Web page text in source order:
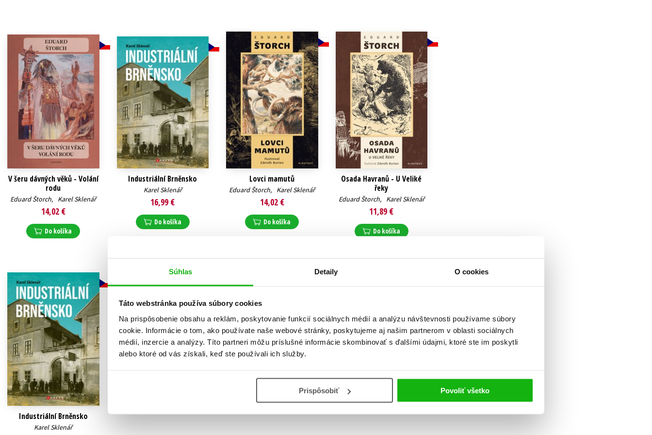
Súhlas Detaily O cookies
Táto webstránka používa súbory cookies
Na prispôsobenie obsahu a reklám, poskytovanie funkcií sociálnych médií a analýzu návštevnosti používame súbory
cookie. Informácie o tom, ako používate naše webové stránky, poskytujeme aj našim partnerom v oblasti sociálnych
médií, inzercie a analýzy. Títo partneri môžu príslušné informácie skombinovať s ďalšími údajmi, ktoré ste im poskytli
alebo ktoré od vás získali, keď ste používali ich služby.
Prispôsobiť Povoliť všetko
Beletria pre deti
Beletria pre dospelých
Jazyky
Kalendáre, diáre
Kariéra a osobný rozvoj
Populárno - náučná pre dospelých
Populárno - náučné pre deti
Young adult (SK)
Zdravie a životný štýl
Všetky tituly
V šeru dávných věků - Volání
rodu
Eduard Štorch, Karel Sklenář
14,02 €
Do košíka
Industriální Brněnsko
Karel Sklenář
16,99 €
Do košíka
Lovci mamutů
Eduard Štorch, Karel Sklenář
14,02 €
Do košíka
Osada Havranů - U Veliké
řeky
Eduard Štorch, Karel Sklenář
11,89 €
Do košíka
Industriální Brněnsko
Karel Sklenář